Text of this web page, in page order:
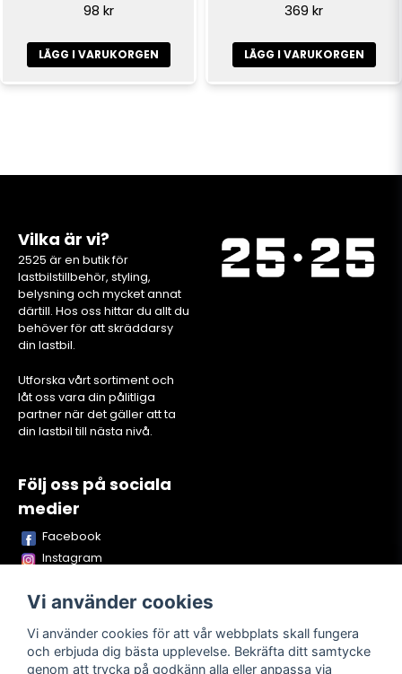
98 kr
LÄGG I VARUKORGEN
369 kr
LÄGG I VARUKORGEN
Vilka är vi?
2525 är en butik för
lastbilstillbehör, styling,
belysning och mycket annat
därtill. Hos oss hittar du allt du
behöver för att skräddarsy
din lastbil.
Utforska vårt sortiment och
låt oss vara din pålitliga
partner när det gäller att ta
din lastbil till nästa nivå.
Följ oss på sociala
medier
Facebook
Instagram
TikTok
Vi använder cookies
Vi använder cookies för att vår webbplats skall fungera
och erbjuda dig bästa upplevelse. Bekräfta ditt samtycke
genom att trycka på godkänn alla eller anpassa via